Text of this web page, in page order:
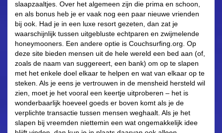
slaapzaaltjes. Over het algemeen zijn die prima en schoon,
en als bonus heb je er vaak nog een paar nieuwe vrienden
bij ook. Had je in een luxe resort gezeten, dan zat je
waarschijnlijk tussen uitgebluste echtparen en zwijmelende
honeymooners. Een andere optie is Couchsurfing.org. Op
deze site bieden mensen uit de hele wereld een bed aan (of,
zoals de naam van suggereert, een bank) om op te slapen
met het enkele doel elkaar te helpen en wat van elkaar op te
steken. Als je eens je vertrouwen in de mensheid hersteld wil
zien, moet je het vooral een keertje uitproberen – het is
wonderbaarlijk hoeveel goeds er boven komt als je de
verplichte transactie tussen mensen weghaalt. Als je het
slapen bij vreemden niettemin een wat ongemakkelijk idee